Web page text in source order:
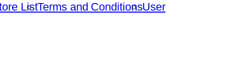
ListTerms and ConditionsUser